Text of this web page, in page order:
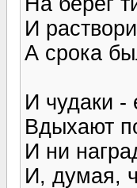
И
А срока
И чудаки -
Вдыхают
И ни
И, думая,